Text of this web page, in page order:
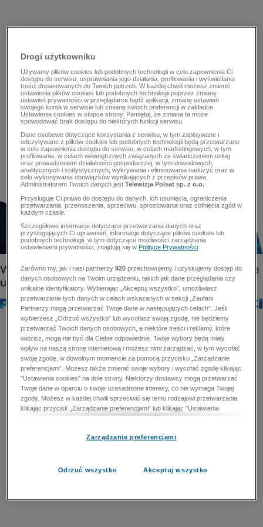
Drogi użytkowniku
Używamy plików cookies lub podobnych technologii w celu zapewnienia Ci
dostępu do serwisu, usprawniania jego działania, profilowania i wyświetlania
treści dopasowanych do Twoich potrzeb. W każdej chwili możesz zmienić
ustawienia plików cookies lub podobnych technologii poprzez zmianę
ustawień prywatności w przeglądarce bądź aplikacji, zmianę ustawień
swojego konta w serwisie lub zmianę swoich preferencji w zakładce
Ustawienia cookies w stopce strony. Pamiętaj, że zmiana ta może
spowodować brak dostępu do niektórych funkcji serwisu.
Dane osobowe dotyczące korzystania z serwisu, w tym zapisywane i
odczytywane z plików cookies lub podobnych technologii będą przetwarzane
w celu zapewnienia dostępu do serwisu, w celach marketingowych, w tym
profilowania, w celach wewnętrznych związanych ze świadczeniem usług
oraz prowadzeniem działalności gospodarczej, w tym dowodowych,
analitycznych i statystycznych, wykrywania i eliminowania nadużyć oraz w
celu wykonywania obowiązków wynikających z przepisów prawa.
Administratorem Twoich danych jestTelewizja Polsat sp. z o.o.
Przysługuje Ci prawo do dostępu do danych, ich usunięcia, ograniczenia
przetwarzania, przenoszenia, sprzeciwu, sprostowania oraz cofnięcia zgód w
każdym czasie.
Szczegółowe informacje dotyczące przetwarzania danych oraz
przysługujących Ci uprawnień, informacje dotyczące plików cookies lub
podobnych technologii, w tym dotyczące możliwości zarządzania
ustawieniami prywatności, znajdują się wPolityce Prywatności
Zarówno my, jak i nasi partnerzy920 przechowujemy i uzyskujemy dostęp do
danych osobowych na Twoim urządzeniu, takich jak dane przeglądania czy
unikalne identyfikatory. Wybierając „Akceptuj wszystko”, umożliwiasz
przetwarzanie tych danych w celach wskazanych w sekcji „Zaufani
Partnerzy mogą przetwarzać Twoje dane w następujących celach”. Jeśli
wybierzesz „Odrzuć wszystko” lub wycofasz swoją zgodę, nie będziemy
przetwarzać Twoich danych osobowych, a niektóre treści i reklamy, które
widzisz, mogą nie być dla Ciebie odpowiednie. Twoje wybory będą miały
wpływ na naszą stronę internetową i możesz nimi zarządzać, w tym wycofać
swoją zgodę, w dowolnym momencie za pomocą przycisku „Zarządzanie
preferencjami”. Możesz także zmienić swoje wybory i wycofać zgodę klikając
"Ustawienia cookies" na dole strony. Niektórzy dostawcy mogą przetwarzać
Twoje dane w oparciu o swoje uzasadnione interesy, co nie wymaga Twojej
zgody. Możesz w każdej chwili sprzeciwić się temu rodzajowi przetwarzania,
klikając przycisk „Zarządzanie preferencjami” lub klikając "Ustawienia
cookies" na dole strony. Nie możesz sprzeciwić się przetwarzaniu przez
zapobiegania oszustwom i naprawiania błędów, a w tym celu mogą zostać
przetwarzaniu danych osobowych w celu dostarczania i prezentacji reklam i
Zarządzanie preferencjami
Odrzuć wszystko Akceptuj wszystko